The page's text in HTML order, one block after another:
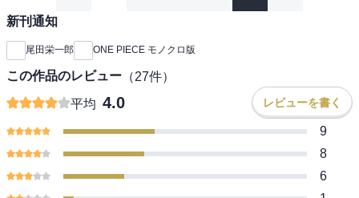
新刊通知
尾田栄一郎 ONE PIECE モノクロ版
この作品のレビュー （27件）
平均 4.0 レビューを書く
9
8
6